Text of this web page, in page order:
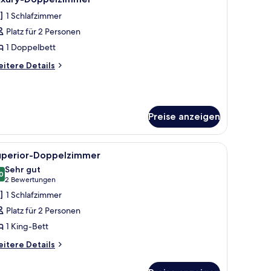
1 Schlafzimmer
Platz für 2 Personen
1 Doppelbett
Details
Preise anzeigen
Stuhl.
einem Bett mit Holz Kopfteil, einem Schreibtisch mit Stuhl, einem kleinen
Ein Hotelzimmer mit Bett, Schreibtisch mit
2 Doppelzimmer
von 10
Sehr gut
2 Bewertungen
(2
Bewertungen)
1 Schlafzimmer
Platz für 2 Personen
1 King-Bett
Details